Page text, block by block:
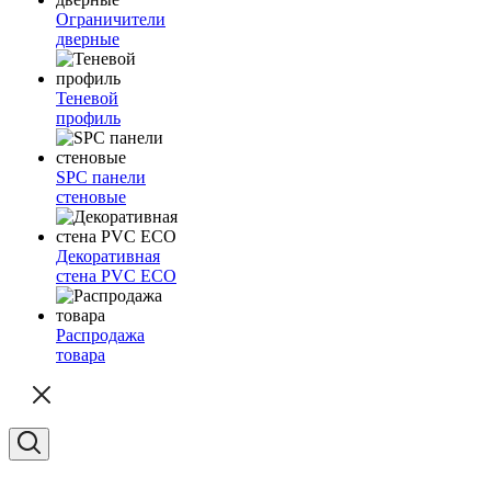
Ограничители
дверные
Теневой
профиль
SPC панели
стеновые
Декоративная
стена PVC ECO
Распродажа
товара